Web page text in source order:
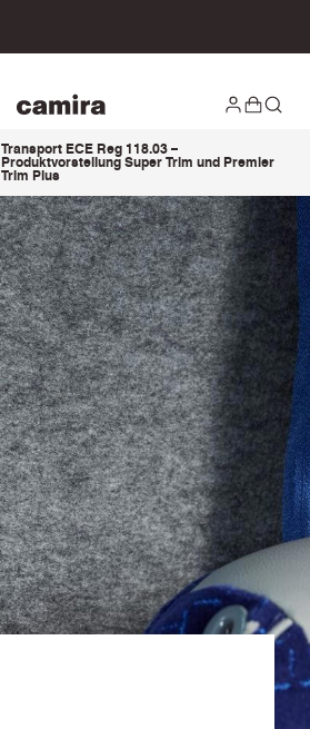
Transport ECE Reg 118.03 –
Produktvorstellung Super Trim und Premier
Trim Plus